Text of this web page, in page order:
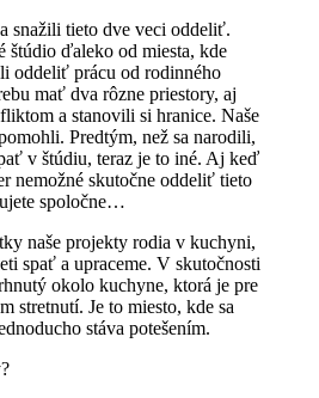
snažili tieto dve veci oddeliť.
štúdio ďaleko od miesta, kde
oddeliť prácu od rodinného
mať dva rôzne priestory, aj
a stanovili si hranice. Naše
Predtým, než sa narodili,
v štúdiu, teraz je to iné. Aj keď
nemožné skutočne oddeliť tieto
spoločne…
naše projekty rodia v kuchyni,
spať a upraceme. V skutočnosti
okolo kuchyne, ktorá je pre
stretnutí. Je to miesto, kde sa
stáva potešením.